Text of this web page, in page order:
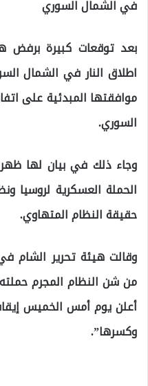
في الشمال السوري
بعد توقعات كبيرة برفض
اطلاق النار في الشمال
موافقتها المبدئية على
السوري.
وجاء ذلك في بيان لها
الحملة العسكرية لروسيا
حقيقة النظام المتهاوي.
من شن النظام المجرم
أعلن يوم أمس الخميس
وكسرها”.